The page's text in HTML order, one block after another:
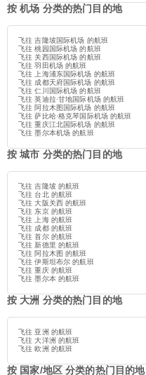
按 机场 分类的热门目的地
飞往 吉隆坡国际机场 的航班
飞往 桃园国际机场 的航班
飞往 关西国际机场 的航班
飞往 羽田机场 的航班
飞往 上海浦东国际机场 的航班
飞往 成都天府国际机场 的航班
飞往 仁川国际机场 的航班
飞往 英迪拉·甘地国际机场 的航班
飞往 阿拉木图国际机场 的航班
飞往 萨比哈·格克琴国际机场 的航班
飞往 重庆江北国际机场 的航班
飞往 墨尔本机场 的航班
按 城市 分类的热门目的地
飞往 吉隆坡 的航班
飞往 台北 的航班
飞往 大阪关西 的航班
飞往 东京 的航班
飞往 上海 的航班
飞往 成都 的航班
飞往 首尔 的航班
飞往 新德里 的航班
飞往 阿拉木图 的航班
飞往 伊斯坦布尔 的航班
飞往 重庆 的航班
飞往 墨尔本 的航班
按 大洲 分类的热门目的地
飞往 亚洲 的航班
飞往 大洋洲 的航班
飞往 欧洲 的航班
按 国家/地区 分类的热门目的地